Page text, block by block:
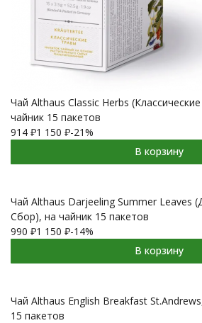
Чай Althaus Classic Herbs
чайник 15 пакетов
914 ₽1 150 ₽-21%
В корзину
Чай Althaus Darjeeling Summer Leaves
Сбор), на чайник 15 пакетов
990 ₽1 150 ₽-14%
В корзину
Чай Althaus English Breakfast
15 пакетов